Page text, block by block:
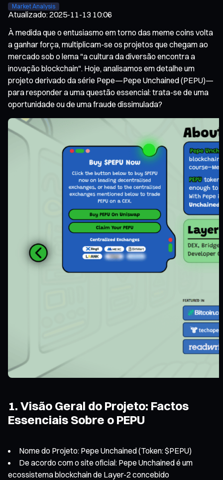
Market Analysis
Atualizado:2025-11-13 10:06
À medida que o entusiasmo em torno das meme coins volta
a ganhar força, multiplicam-se os projetos que chegam ao
mercado sob o lema "a cultura da diversão encontra a
inovação blockchain". Hoje, analisamos em detalhe um
projeto derivado da série Pepe—Pepe Unchained (PEPU)—
para responder a uma questão essencial: trata-se de uma
oportunidade ou de uma fraude dissimulada?
1. Visão Geral do Projeto: Factos
Essenciais Sobre o PEPU
Nome do Projeto: Pepe Unchained (Token: $PEPU)
De acordo com o site oficial: Pepe Unchained é um
ecossistema blockchain de Layer-2 concebido